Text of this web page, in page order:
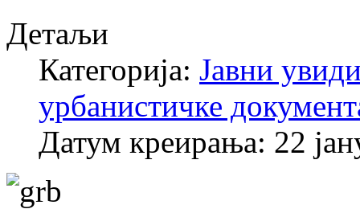
Детаљи
Категорија: Јавни
урбанистичке
Датум креирања: 22